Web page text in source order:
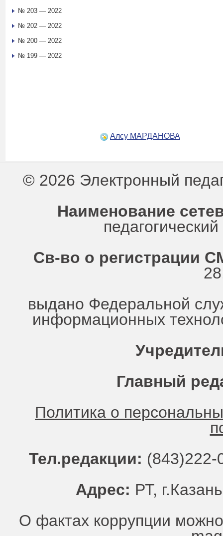
Алсу МАРДАНОВА
№ 203 — 2022
№ 202 — 2022
№ 200 — 2022
№ 199 — 2022
© 2026 Электронный
Наименование
Св-во о регистрации
выдано Федеральной
информационных
Главный
Политика о
Тел.редакции:
Адрес: РТ,
О фактах коррупции